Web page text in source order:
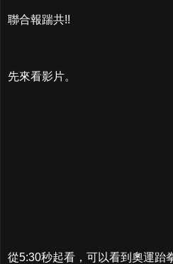
聯合報踹共!!
先來看影片。
從5:30秒起看，可以看到奧運跆